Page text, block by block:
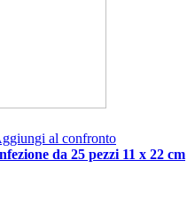
al confronto
da 25 pezzi 11 x 22 cm